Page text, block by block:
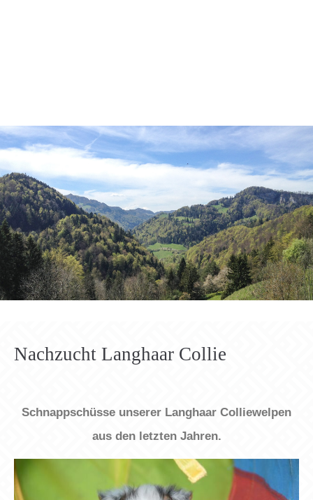
Passwort
Anmelden
Register|Lost your password?
Support
We offer support for our customers
(GMT +1)
Nachzucht Langhaar Collie
Schnappschüsse unserer Langhaar Colliewelpen
aus den letzten Jahren.